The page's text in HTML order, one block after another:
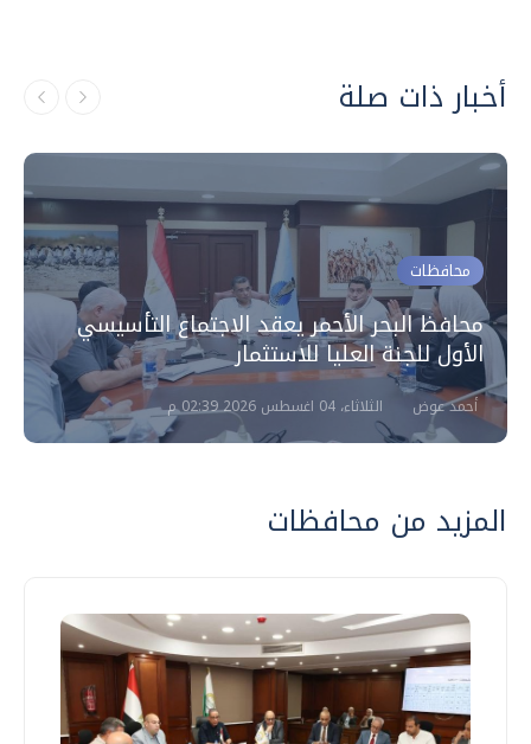
أخبار ذات صلة
محافظات
محافظ البحر الأحمر يعقد الاجتماع التأسيسي
الأول للجنة العليا للاستثمار
أحمد عوض الثلاثاء، 04 اغسطس 2026 02:39 م
المزيد من محافظات